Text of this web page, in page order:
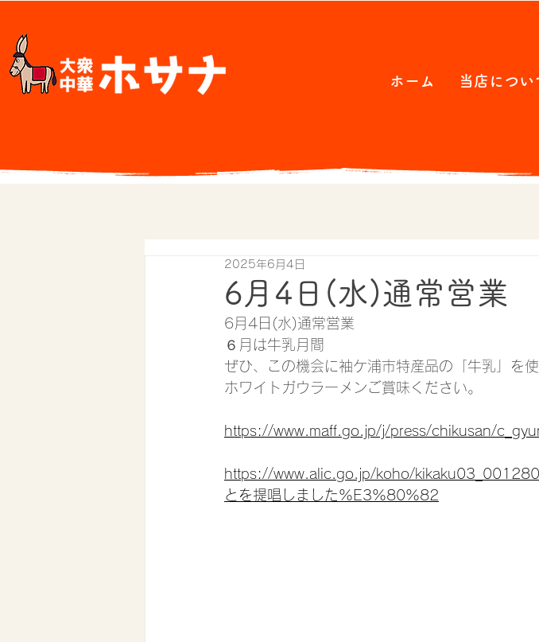
ホーム 当店につい
6月4日(水)通常営業
2025年6月4日
6月4日(水)通常営業
６月は牛乳月間
ぜひ、この機会に袖ケ浦市特産品の「牛乳」を
ホワイトガウラーメンご賞味ください。
https://www.maff.go.jp/j/press/chikusan/
https://www.alic.go.jp/koho/
とを提唱しました%E3%80%82